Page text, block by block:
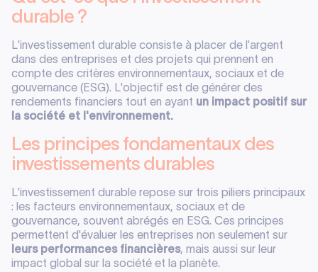
durable ?
L'investissement durable consiste à placer de l'argent
dans des entreprises et des projets qui prennent en
compte des critères environnementaux, sociaux et de
gouvernance (ESG). L'objectif est de générer des
rendements financiers tout en ayant un impact positif sur
la société et l'environnement.
Les principes fondamentaux des
investissements durables
L'investissement durable repose sur trois piliers principaux
: les facteurs environnementaux, sociaux et de
gouvernance, souvent abrégés en ESG. Ces principes
permettent d'évaluer les entreprises non seulement sur
leurs performances financières, mais aussi sur leur
impact global sur la société et la planète.